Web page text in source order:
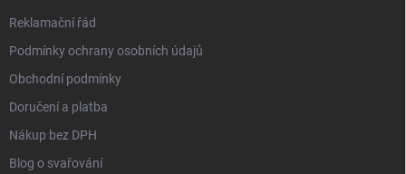
Reklamační řád
Podmínky ochrany osobních údajů
Obchodní podmínky
Doručení a platba
Nákup bez DPH
Blog o svařování